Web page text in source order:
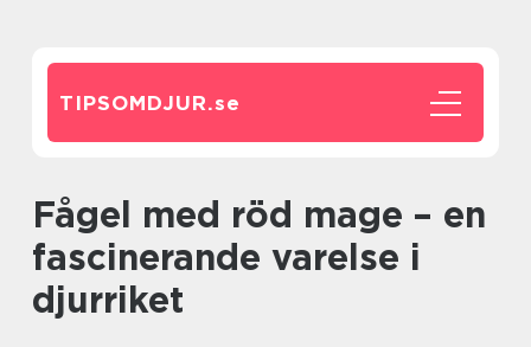
TIPSOMDJUR.se
Fågel med röd mage – en
fascinerande varelse i
djurriket